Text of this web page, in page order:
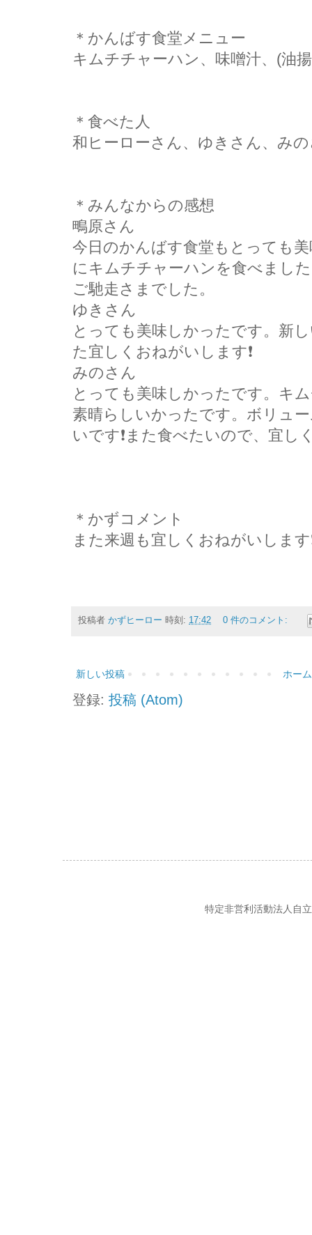
＊かんばす食堂メニュー
キムチチャーハン、味噌汁、(油
＊食べた人
和ヒーローさん、ゆきさん、み
＊みんなからの感想
鴫原さん
今日のかんばす食堂もとっても
にキムチチャーハンを食べました
ご馳走さまでした。
ゆきさん
とっても美味しかったです。新
た宜しくおねがいします❗
みのさん
とっても美味しかったです。キ
素晴らしいかったです。ボリュ
いです❗また食べたいので、宜し
＊かずコメント
また来週も宜しくおねがいします
投稿者 かずヒーロー 時刻: 17:42 0 件のコメント:
新しい投稿 ホーム
登録: 投稿 (Atom)
特定非営利活動法人自